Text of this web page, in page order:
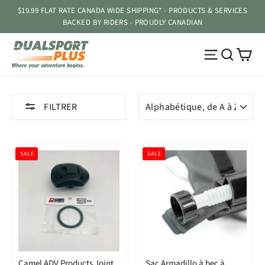
Passer
contenu
$19.99 FLAT RATE CANADA WIDE SHIPPING* - PRODUCTS & SERVICES
BACKED BY RIDERS - PROUDLY CANADIAN
FILTRER
APPLIQUER
SALE SALE